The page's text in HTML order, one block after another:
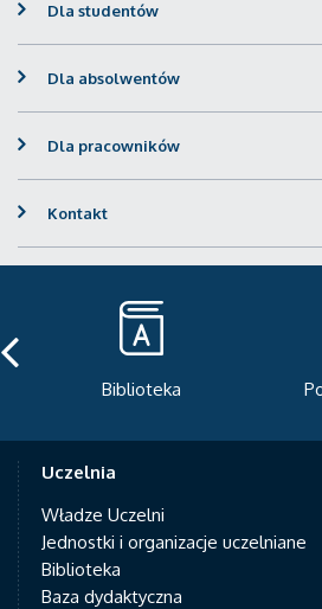
Dla studentów
Dla absolwentów
Dla pracowników
Kontakt
Biblioteka
Uczelnia
Władze Uczelni
Jednostki i organizacje uczelniane
Biblioteka
Baza dydaktyczna